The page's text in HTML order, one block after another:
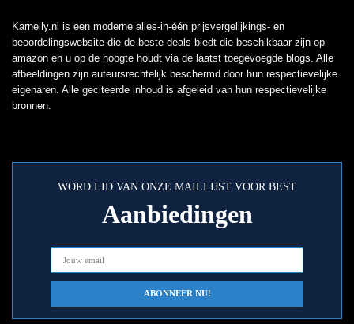
Karnelly.nl is een moderne alles-in-één prijsvergelijkings- en
beoordelingswebsite die de beste deals biedt die beschikbaar zijn op
amazon en u op de hoogte houdt via de laatst toegevoegde blogs. Alle
afbeeldingen zijn auteursrechtelijk beschermd door hun respectievelijke
eigenaren. Alle geciteerde inhoud is afgeleid van hun respectievelijke
bronnen.
WORD LID VAN ONZE MAILLIJST VOOR BEST
Aanbiedingen